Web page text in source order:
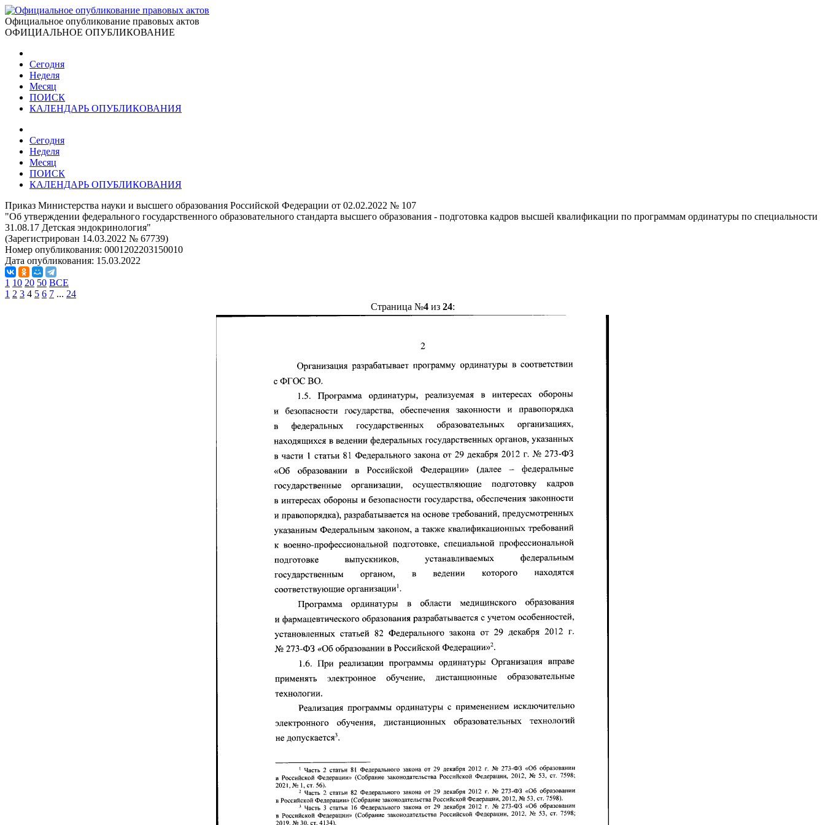
Официальное опубликование правовых актов
ОФИЦИАЛЬНОЕ ОПУБЛИКОВАНИЕ
Сегодня
Неделя
Месяц
ПОИСК
КАЛЕНДАРЬ ОПУБЛИКОВАНИЯ
Сегодня
Неделя
Месяц
ПОИСК
КАЛЕНДАРЬ ОПУБЛИКОВАНИЯ
Приказ Министерства науки и высшего образования Российской Федерации от 02.02.2022 № 107
"Об утверждении федерального государственного образовательного стандарта высшего образования - подготовка кадров высшей квалификации по программам ординатуры по специальности
31.08.17 Детская эндокринология"
(Зарегистрирован 14.03.2022 № 67739)
Номер опубликования: 0001202203150010
Дата опубликования: 15.03.2022
1 10 20 50 ВСЕ
1 2 3 4 5 6 7 ... 24
Страница №4из 24: